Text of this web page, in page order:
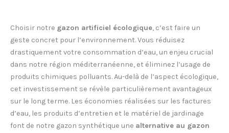
Choisir notre gazon artificiel écologique, c’est faire un
geste concret pour l’environnement. Vous réduisez
drastiquement votre consommation d’eau, un enjeu crucial
dans notre région méditerranéenne, et éliminez l’usage de
produits chimiques polluants. Au-delà de l’aspect écologique,
cet investissement se révèle particulièrement avantageux
sur le long terme. Les économies réalisées sur les factures
d’eau, les produits d’entretien et le matériel de jardinage
font de notre gazon synthétique une alternative au gazon